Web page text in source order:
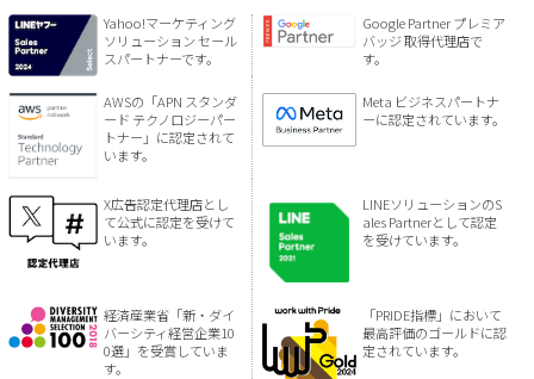
Yahoo!マーケティング
ソリューション セール
スパートナーです。
Google Partner プレミア
バッジ 取得代理店で
す。
AWSの「APN スタンダ
ード テクノロジーパー
トナー」に認定されて
います。
Meta ビジネスパートナ
ーに認定されています。
X広告認定代理店とし
て公式に認定を受けて
います。
LINEソリューションのS
ales Partnerとして認定
を受けています。
経済産業省「新・ダイ
バーシティ経営企業10
0選」を受賞していま
す。
「PRIDE指標」において
最高評価のゴールドに認
定されています。